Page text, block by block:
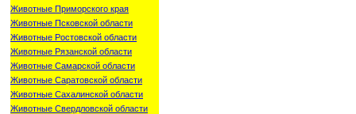
Животные Приморского края
Животные Псковской области
Животные Ростовской области
Животные Рязанской области
Животные Самарской области
Животные Саратовской области
Животные Сахалинской области
Животные Свердловской области